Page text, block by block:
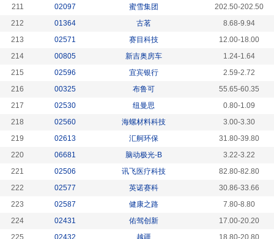
211
02097 蜜雪集团
202.50-202.50
212
01364 古茗
8.68-9.94
213
02571 赛目科技
12.00-18.00
214
00805 新吉奥房车
1.24-1.64
215
02596 宜宾银行
2.59-2.72
216
00325 布鲁可
55.65-60.35
217
02530 纽曼思
0.80-1.09
218
02560 海螺材料科技
3.00-3.30
219
02613 汇舸环保
31.80-39.80
220
06681 脑动极光-B
3.22-3.22
221
02506 讯飞医疗科技
82.80-82.80
222
02577 英诺赛科
30.86-33.66
223
02587 健康之路
7.80-8.80
224
02431 佑驾创新
17.00-20.20
225
02432 越疆
18.80-20.80